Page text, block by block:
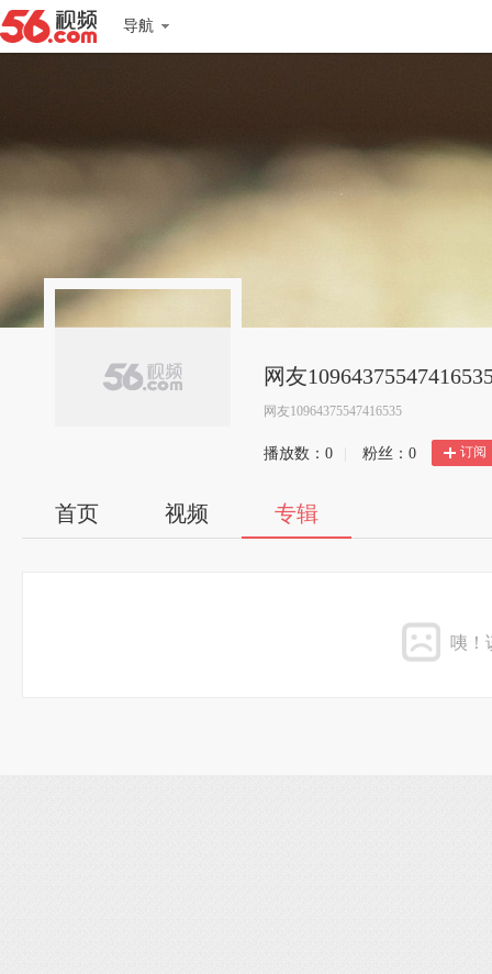
导航
网友
网友10964375547416535
播放数： 0 粉丝： 0 订阅
首页 视频 专辑
咦！